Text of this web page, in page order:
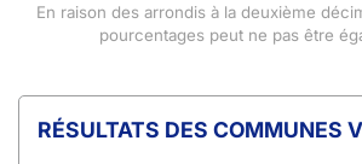
En raison des arrondis à la deuxième
pourcentages peut ne pas être
COMMUNES